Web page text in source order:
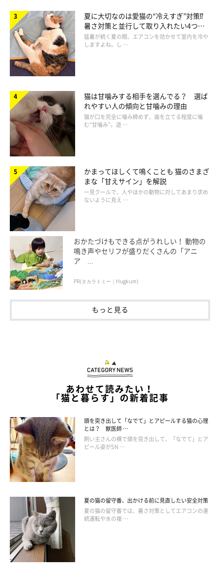
飼い主さんのほうに近づくささみくん。まるで「おかえり〜！」と言ってい
るみたい♪
@sasa_mi1022
このお出迎えの様子には、Instagramユーザーから
い方が秀逸です 可愛すぎる」「これを毎日やってくれるなんて
ルモン溢れでちゃいます」「こんな可愛くお迎えしてくれたら、
寄り道せず早く帰りますよね」などと反響が寄せられていまし
た。
そのことについて、飼い主さんは
話します。
飼い主さん：
「我が家の自慢のささみに大きな反響をいただけると、飼い主も
とても誇らしいです！ 本投稿に限らずですが、飼い主へ甘える
様子や、こちらに向かってくる様子、ささみが何かを成し遂げる
この投稿をInstagramで見る
夏に大切なのは愛猫の“冷えすぎ”対策⁉
暑さ対策と並行して取り入れたい4つの
工夫
猛暑が続く夏の間、エアコンを効かせて室内を冷や
しますよね。し …
猫は甘噛みする相手を選んでる？ 選ば
れやすい人の傾向と甘噛みの理由
猫が口を完全に噛み締めず、歯を立てる程度に噛
む“甘噛み”。遊 …
かまってほしくて鳴くことも 猫のさまざ
まな「甘えサイン」を解説
一見クールで、人やほかの動物に対してあまり求め
ないように見え …
おかたづけもできる点がうれしい！ 動物の
鳴き声やセリフが盛りだくさんの「アニ
ア ...
PR(タカラトミー｜Hugkum)
もっと見る
あわせて読みたい！
「猫と暮らす」の新着記事
頭を突き出して「なでて」とアピールする猫の心理
とは？ 獣医師 …
飼い主さんの横で頭を突き出して、「なでて」とア
ピール姿がSN …
夏の猫の留守番、出かける前に見直したい安全対策
夏の猫の留守番では、暑さ対策としてエアコンの連
続運転や水の複 …